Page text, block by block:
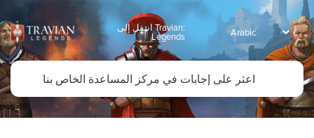
انتقل إلى Travian:
Legends